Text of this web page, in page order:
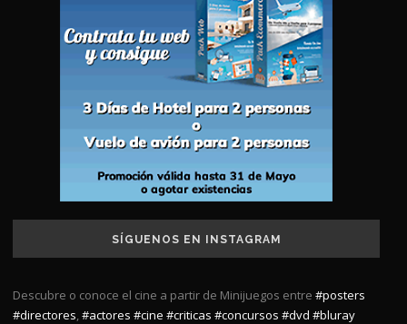
SÍGUENOS EN INSTAGRAM
Descubre o conoce el cine a partir de Minijuegos entre #posters
#directores,#actores #cine #criticas #concursos #dvd #bluray